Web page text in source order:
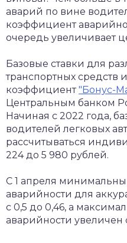
аварий по вине
коэффициент
очередь увеличивает
Базовые ставки для
транспортных
коэффициент"Бонус-
Центральным банком
Начиная с 2022 года,
водителей легковых
рассчитываться
224 до 5 980 рублей.
С 1 апреля
аварийности для
с 0,5 до 0,46, а
аварийности увеличен